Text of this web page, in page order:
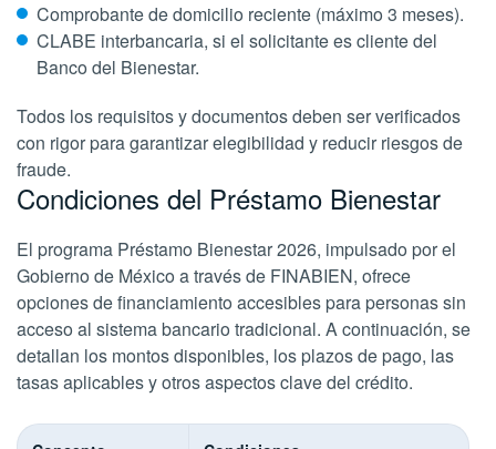
Comprobante de domicilio reciente (máximo 3 meses).
CLABE interbancaria, si el solicitante es cliente del
Banco del Bienestar.
Todos los requisitos y documentos deben ser verificados
con rigor para garantizar elegibilidad y reducir riesgos de
fraude.
Condiciones del Préstamo Bienestar
El programa Préstamo Bienestar 2026, impulsado por el
Gobierno de México a través de FINABIEN, ofrece
opciones de financiamiento accesibles para personas sin
acceso al sistema bancario tradicional. A continuación, se
detallan los montos disponibles, los plazos de pago, las
tasas aplicables y otros aspectos clave del crédito.